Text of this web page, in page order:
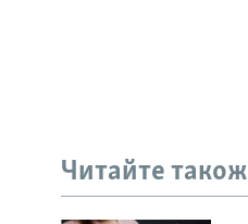
Читайте також